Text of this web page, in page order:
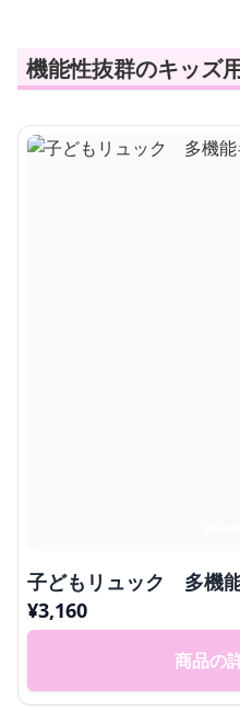
機能性抜群のキッズ
子どもリュック 多機
¥3,160
商品の